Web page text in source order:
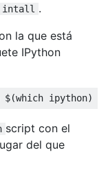
intall .
la que está
IPython
$(which ipython)
script con el
del que